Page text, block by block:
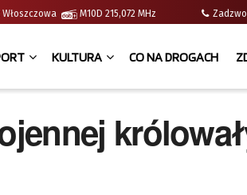
Włoszczowa M10D 215,072 MHz
KULTURA CO NA DROGACH